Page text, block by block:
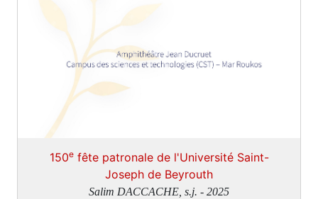
150efête patronale de l'Université Saint-
Joseph de Beyrouth
Salim DACCACHE, s.j. - 2025